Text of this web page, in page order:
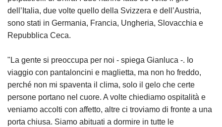
dell’Italia, due volte quello della Svizzera e dell’Austria,
sono stati in Germania, Francia, Ungheria, Slovacchia e
Repubblica Ceca.
"La gente si preoccupa per noi - spiega Gianluca -. Io
viaggio con pantaloncini e maglietta, ma non ho freddo,
perché non mi spaventa il clima, solo il gelo che certe
persone portano nel cuore. A volte chiediamo ospitalità e
veniamo accolti con affetto, altre ci troviamo di fronte a una
porta chiusa. Siamo abituati a dormire in tutte le